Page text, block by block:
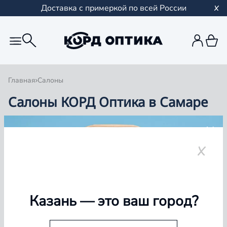
Доставка с примеркой по всей России
Главная Салоны
Салоны КОРД Оптика в Самаре
Группа компаний «Корд Оптика» - это более 100
Казань— это ваш город?